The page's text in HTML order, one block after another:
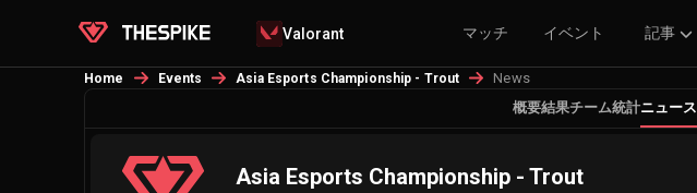
Valorant マッチ イベント 記事
Home Events Asia Esports Championship - Trout
News
概要結果チーム統計ニュース
Asia Esports Championship - Trout